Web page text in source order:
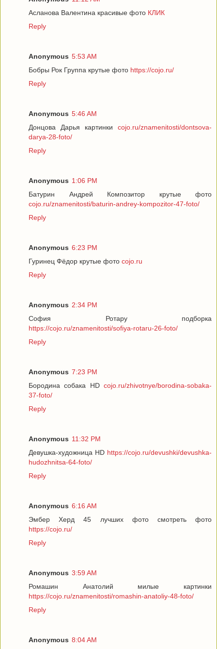
Асланова Валентина красивые фото КЛИК
Reply
Anonymous 5:53 AM
Бобры Рок Группа крутые фото https://cojo.ru/
Reply
Anonymous 5:46 AM
Донцова Дарья картинки cojo.ru/znamenitosti/dontsova-
darya-28-foto/
Reply
Anonymous 1:06 PM
Батурин Андрей Композитор крутые фото
cojo.ru/znamenitosti/baturin-andrey-kompozitor-47-foto/
Reply
Anonymous 6:23 PM
Гуринец Фёдор крутые фото cojo.ru
Reply
Anonymous 2:34 PM
София Ротару подборка
https://cojo.ru/znamenitosti/sofiya-rotaru-26-foto/
Reply
Anonymous 7:23 PM
Бородина собака HD cojo.ru/zhivotnye/borodina-sobaka-
37-foto/
Reply
Anonymous 11:32 PM
Девушка-художница HD https://cojo.ru/devushki/devushka-
hudozhnitsa-64-foto/
Reply
Anonymous 6:16 AM
Эмбер Херд 45 лучших фото смотреть фото
https://cojo.ru/
Reply
Anonymous 3:59 AM
Ромашин Анатолий милые картинки
https://cojo.ru/znamenitosti/romashin-anatoliy-48-foto/
Reply
Anonymous 8:04 AM